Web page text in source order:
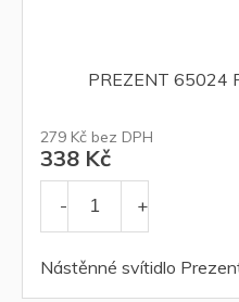
PREZENT 65024
279 Kč bez DPH
338 Kč
Nástěnné svítidlo